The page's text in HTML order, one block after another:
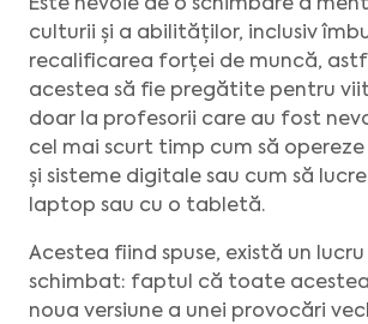
Este nevoie de o schimbare a
culturii și a abilităților, inclusiv
recalificarea forței de muncă,
acestea să fie pregătite pentru
doar la profesorii care au fost
cel mai scurt timp cum să
și sisteme digitale sau cum să
laptop sau cu o tabletă.
Acestea fiind spuse, există un
schimbat: faptul că toate
noua versiune a unei provocări